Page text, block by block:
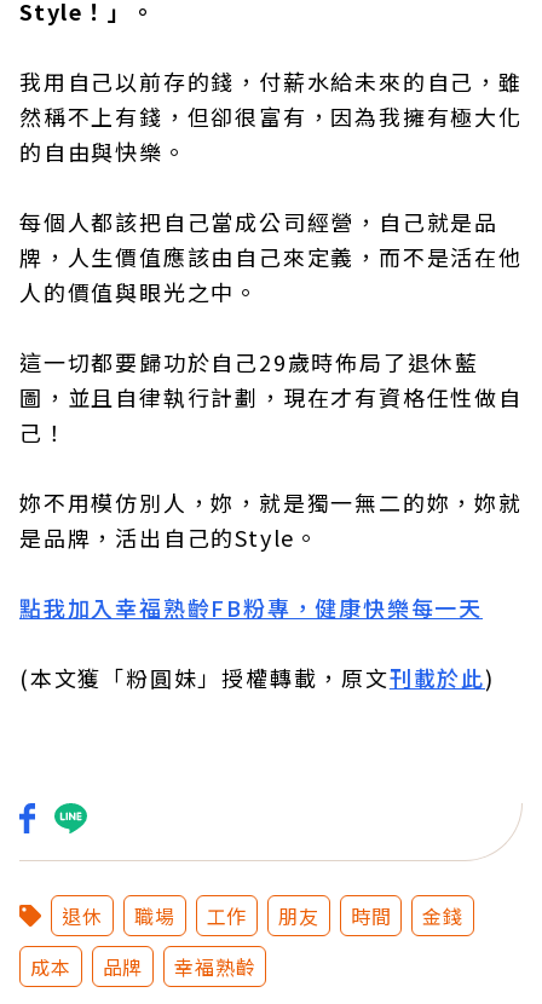
Style！」。
我用自己以前存的錢，付薪水給未來的自己，雖
然稱不上有錢，但卻很富有，因為我擁有極大化
的自由與快樂。
每個人都該把自己當成公司經營，自己就是品
牌，人生價值應該由自己來定義，而不是活在他
人的價值與眼光之中。
這一切都要歸功於自己29歲時佈局了退休藍
圖，並且自律執行計劃，現在才有資格任性做自
己！
妳不用模仿別人，妳，就是獨一無二的妳，妳就
是品牌，活出自己的Style。
點我加入幸福熟齡FB粉專，健康快樂每一天
(本文獲「粉圓妹」授權轉載，原文刊載於此)
退休 職場 工作 朋友 時間
金錢
成本
品牌 幸福熟齡